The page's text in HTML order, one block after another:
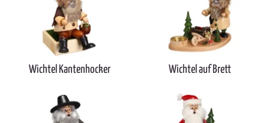
Wichtel Kantenhocker Wichtel auf Brett